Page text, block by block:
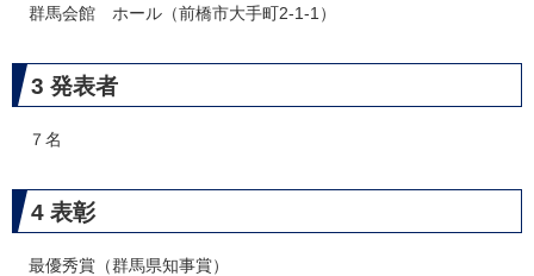
群馬会館 ホール（前橋市大手町2-1-1）
3 発表者
７名
4 表彰
最優秀賞（群馬県知事賞）